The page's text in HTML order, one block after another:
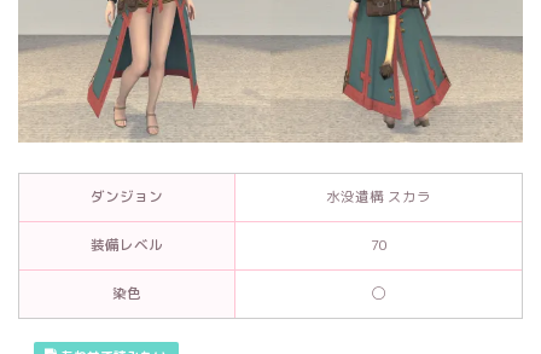
ダンジョン 水没遺構 スカラ
装備レベル 70
染色 ◯